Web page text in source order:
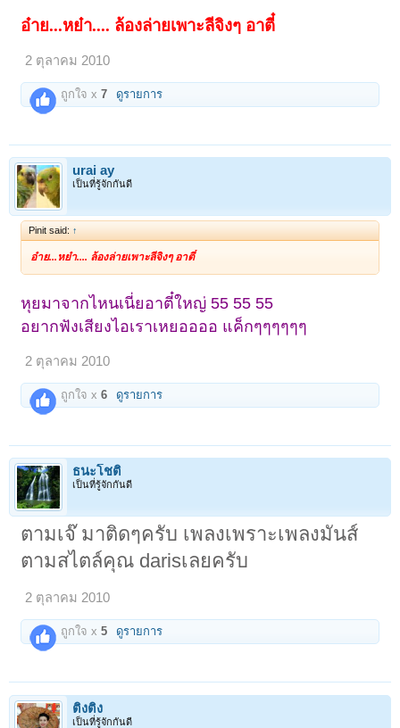
อ๋าย...หย๋า.... ล้องล่ายเพาะลีจิงๆ อาตี๋
2 ตุลาคม 2010
ถูกใจ x7 ดูรายการ
urai ay
เป็นที่รู้จักกันดี
Pinit said: ↑
อ๋าย...หย๋า.... ล้องล่ายเพาะลีจิงๆ อาตี๋
หุยมาจากไหนเนี่ยอาตี๋ใหญ่ 55 55 55
อยากฟังเสียงไอเราเหยออออ แค็กๆๆๆๆๆๆ
2 ตุลาคม 2010
ถูกใจ x6 ดูรายการ
ธนะโชติ
เป็นที่รู้จักกันดี
ตามเจ๊ มาติดๆครับ เพลงเพราะเพลงมันส์
ตามสไตล์คุณ darisเลยครับ
2 ตุลาคม 2010
ถูกใจ x5 ดูรายการ
ติงติง
เป็นที่รู้จักกันดี